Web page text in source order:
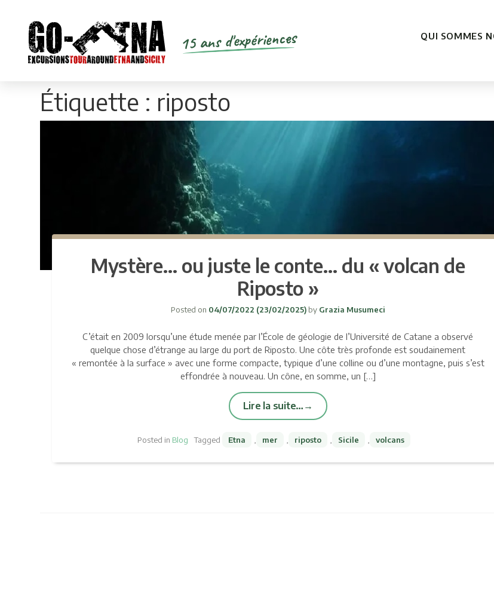
15 ans d'expériences QUI SOMMES
Étiquette : riposto
Mystère… ou juste le conte… du « volcan de
Riposto »
Posted on 04/07/2022 (23/02/2025) byGrazia Musumeci
C’était en 2009 lorsqu’une étude menée par l’École de géologie de l’Université de Catane a observé
quelque chose d’étrange au large du port de Riposto. Une côte très profonde est soudainement
« remontée à la surface » avec une forme compacte, typique d’une colline ou d’une montagne, puis s’est
effondrée à nouveau. Un cône, en somme, un […]
Lire la suite…
Posted in Blog Tagged Etna mer riposto Sicile volcans